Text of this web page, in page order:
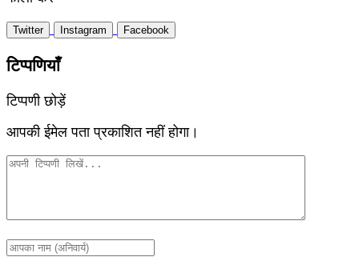
Twitter Instagram Facebook
टिप्पणियाँ
टिप्पणी छोड़ें
आपकी ईमेल पता प्रकाशित नहीं होगा।